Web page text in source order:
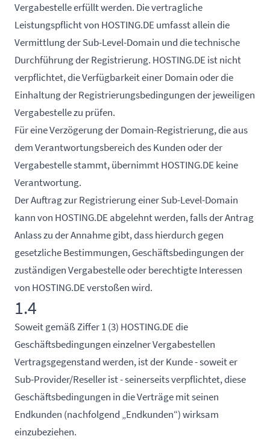
Vergabestelle erfüllt werden. Die vertragliche
Leistungspflicht von HOSTING.DE umfasst allein die
Vermittlung der Sub-Level-Domain und die technische
Durchführung der Registrierung. HOSTING.DE ist nicht
verpflichtet, die Verfügbarkeit einer Domain oder die
Einhaltung der Registrierungsbedingungen der jeweiligen
Vergabestelle zu prüfen.
Für eine Verzögerung der Domain-Registrierung, die aus
dem Verantwortungsbereich des Kunden oder der
Vergabestelle stammt, übernimmt HOSTING.DE keine
Verantwortung.
Der Auftrag zur Registrierung einer Sub-Level-Domain
kann von HOSTING.DE abgelehnt werden, falls der Antrag
Anlass zu der Annahme gibt, dass hierdurch gegen
gesetzliche Bestimmungen, Geschäftsbedingungen der
zuständigen Vergabestelle oder berechtigte Interessen
von HOSTING.DE verstoßen wird.
1.4
Soweit gemäß Ziffer 1 (3) HOSTING.DE die
Geschäftsbedingungen einzelner Vergabestellen
Vertragsgegenstand werden, ist der Kunde - soweit er
Sub-Provider/Reseller ist - seinerseits verpflichtet, diese
Geschäftsbedingungen in die Verträge mit seinen
Endkunden (nachfolgend „Endkunden“) wirksam
einzubeziehen.